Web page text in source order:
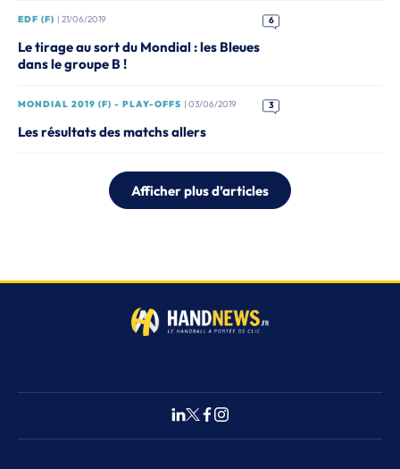
EDF (F) | 21/06/2019 6
Le tirage au sort du Mondial : les Bleues
dans le groupe B !
MONDIAL 2019 (F) - PLAY-OFFS | 03/06/2019 3
Les résultats des matchs allers
Afficher plus d’articles